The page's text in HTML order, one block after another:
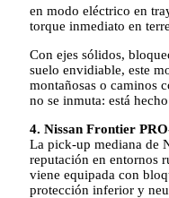
en modo eléctrico en
torque inmediato en
Con ejes sólidos,
suelo envidiable, este
montañosas o caminos
no se inmuta: está
4. Nissan Frontier
La pick-up mediana de
reputación en entornos
viene equipada con
protección inferior y